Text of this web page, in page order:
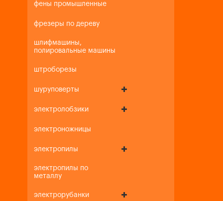
фены промышленные
фрезеры по дереву
шлифмашины,
полировальные машины
штроборезы
шуруповерты
электролобзики
электроножницы
электропилы
электропилы по
металлу
электрорубанки